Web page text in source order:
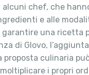
alcuni chef, che
e alle
garantire una ricetta
di Glovo,
proposta culinaria
i propri